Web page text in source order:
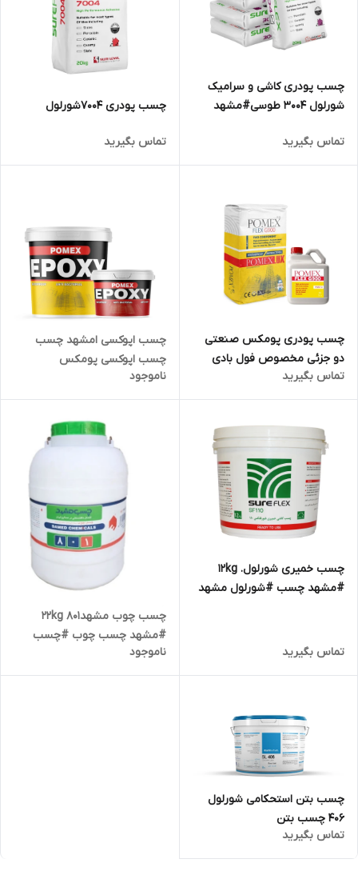
چسب پودری کاشی و سرامیک
شورلول 3004 طوسی#مشهد
تماس بگیرید
چسب پودری 7004شورلول
تماس بگیرید
چسب پودری پومکس صنعتی
دو جزئی مخصوص فول بادی
g900
تماس بگیرید
چسب اپوکسی امشهد چسب
چسب اپوکسی پومکس
ناموجود
چسب خمیری شورلول. 12kg
#مشهد چسب #شورلول مشهد
تماس بگیرید
چسب چوب مشهد22kg 801
#مشهد چسب چوب #چسب
مشهد
ناموجود
چسب بتن استحکامی شورلول
406 چسب بتن
تماس بگیرید